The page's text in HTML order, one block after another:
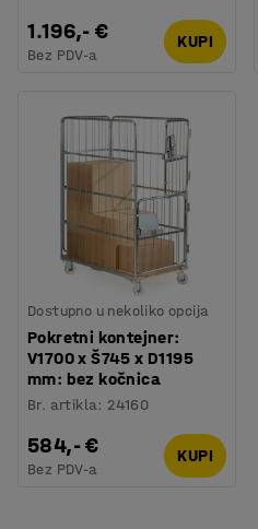
1.196,- €
Bez PDV-a
KUPI
Dostupno u nekoliko opcija
Pokretni kontejner:
V1700 x Š745 x D1195
mm: bez kočnica
Br. artikla: 24160
584,- €
Bez PDV-a
KUPI